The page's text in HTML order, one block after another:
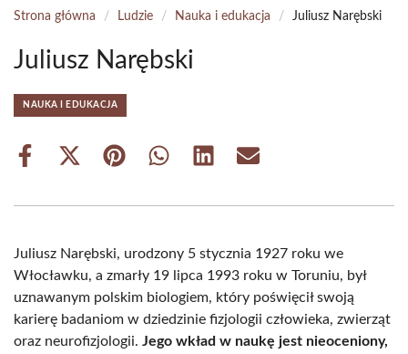
Strona główna / Ludzie / Nauka i edukacja / Juliusz Narębski
Juliusz Narębski
NAUKA I EDUKACJA
Share
Share
(Twitter)
Share Share Share Share
Juliusz Narębski, urodzony 5 stycznia 1927 roku we
Włocławku, a zmarły 19 lipca 1993 roku w Toruniu, był
uznawanym polskim biologiem, który poświęcił swoją
karierę badaniom w dziedzinie fizjologii człowieka, zwierząt
oraz neurofizjologii. Jego wkład w naukę jest nieoceniony,